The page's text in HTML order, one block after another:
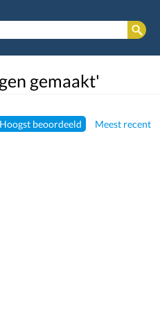
gemaakt'
Hoogst beoordeeld Meest recent